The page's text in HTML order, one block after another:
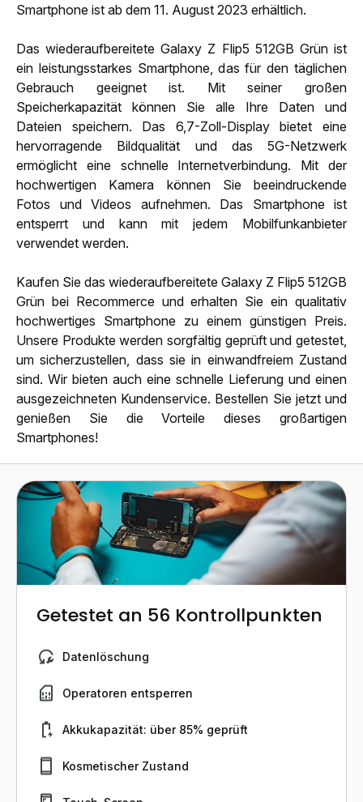
Smartphone ist ab dem 11. August 2023 erhältlich.
Das wiederaufbereitete Galaxy Z Flip5 512GB Grün ist
ein leistungsstarkes Smartphone, das für den täglichen
Gebrauch geeignet ist. Mit seiner großen
Speicherkapazität können Sie alle Ihre Daten und
Dateien speichern. Das 6,7-Zoll-Display bietet eine
hervorragende Bildqualität und das 5G-Netzwerk
ermöglicht eine schnelle Internetverbindung. Mit der
hochwertigen Kamera können Sie beeindruckende
Fotos und Videos aufnehmen. Das Smartphone ist
entsperrt und kann mit jedem Mobilfunkanbieter
verwendet werden.
Kaufen Sie das wiederaufbereitete Galaxy Z Flip5 512GB
Grün bei Recommerce und erhalten Sie ein qualitativ
hochwertiges Smartphone zu einem günstigen Preis.
Unsere Produkte werden sorgfältig geprüft und getestet,
um sicherzustellen, dass sie in einwandfreiem Zustand
sind. Wir bieten auch eine schnelle Lieferung und einen
ausgezeichneten Kundenservice. Bestellen Sie jetzt und
genießen Sie die Vorteile dieses großartigen
Smartphones!
Getestet an 56 Kontrollpunkten
Datenlöschung
Operatoren entsperren
Akkukapazität: über 85% geprüft
Kosmetischer Zustand